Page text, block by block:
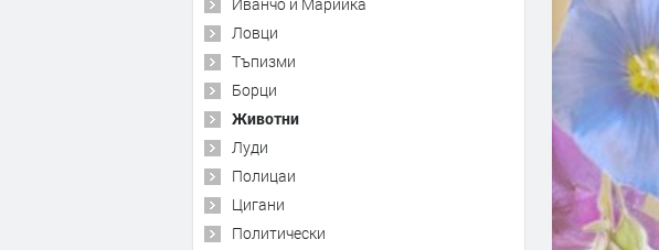
Ловци
Тъпизми
Борци
Животни
Луди
Полицаи
Цигани
Политически